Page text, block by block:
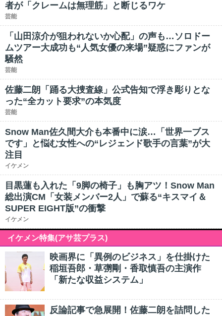
者が「クレームは無理筋」と断じるワケ
芸能
「山田涼介が狙われないか心配」の声も…ソロドー
ムツアー大成功も“人気女優の来場”疑惑にファンが
騒然
芸能
佐藤二朗「踊る大捜査線」公式告知で浮き彫りとな
った“全カット要求”の本気度
芸能
Snow Man佐久間大介も本番中に涙…「世界一ブス
です」と悩む女性への“レジェンド歌手の言葉”が大
注目
イケメン
目黒蓮も入れた「9脚の椅子」も胸アツ！Snow Man
総出演CM「女装メンバー2人」で蘇る“キスマイ＆
SUPER EIGHT版”の衝撃
イケメン
イケメン特集(アサ芸プラス)
映画界に「異例のビジネス」を仕掛けた
稲垣吾郎・草彅剛・香取慎吾の主演作
「新たな収益システム」
反論記事で急展開！佐藤二朗を詰問した